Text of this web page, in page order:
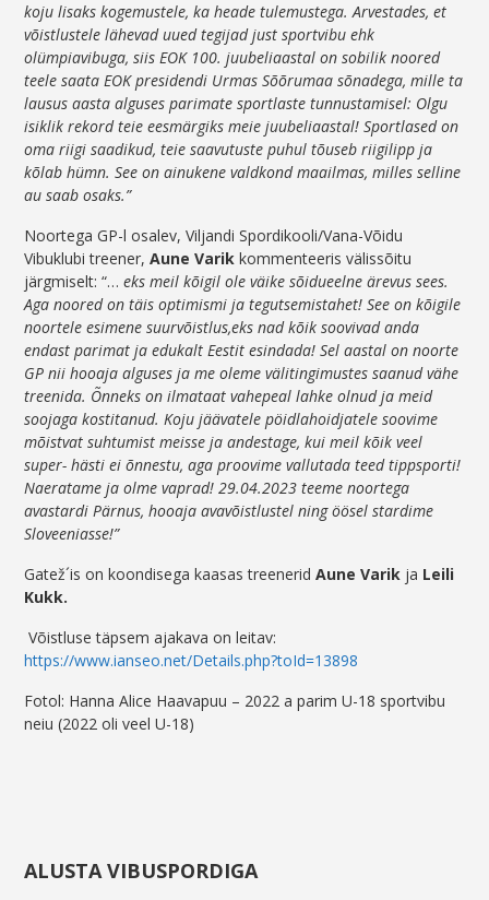
koju lisaks kogemustele, ka heade tulemustega. Arvestades, et
võistlustele lähevad uued tegijad just sportvibu ehk
olümpiavibuga, siis EOK 100. juubeliaastal on sobilik noored
teele saata EOK presidendi Urmas Sõõrumaa sõnadega, mille ta
lausus aasta alguses parimate sportlaste tunnustamisel: Olgu
isiklik rekord teie eesmärgiks meie juubeliaastal! Sportlased on
oma riigi saadikud, teie saavutuste puhul tõuseb riigilipp ja
kõlab hümn. See on ainukene valdkond maailmas, milles selline
au saab osaks.”
Noortega GP-l osalev, Viljandi Spordikooli/Vana-Võidu
Vibuklubi treener,Aune Varik kommenteeris välissõitu
järgmiselt: “…eks meil kõigil ole väike sõidueelne ärevus sees.
Aga noored on täis optimismi ja tegutsemistahet! See on kõigile
noortele esimene suurvõistlus,eks nad kõik soovivad anda
endast parimat ja edukalt Eestit esindada! Sel aastal on noorte
GP nii hooaja alguses ja me oleme välitingimustes saanud vähe
treenida. Õnneks on ilmataat vahepeal lahke olnud ja meid
soojaga kostitanud. Koju jäävatele pöidlahoidjatele soovime
mõistvat suhtumist meisse ja andestage, kui meil kõik veel
super- hästi ei õnnestu, aga proovime vallutada teed tippsporti!
Naeratame ja olme vaprad! 29.04.2023 teeme noortega
avastardi Pärnus, hooaja avavõistlustel ning öösel stardime
Sloveeniasse!”
Gatež´is on koondisega kaasas treeneridAune Varik ja Leili
Kukk.
Võistluse täpsem ajakava on leitav:
https://www.ianseo.net/Details.php?toId=13898
Fotol: Hanna Alice Haavapuu – 2022 a parim U-18 sportvibu
neiu (2022 oli veel U-18)
ALUSTA VIBUSPORDIGA